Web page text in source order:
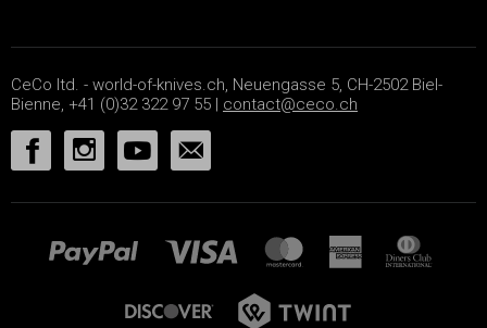
CeCo ltd. - world-of-knives.ch, Neuengasse 5, CH-2502 Biel-
Bienne, +41 (0)32 322 97 55 | contact@ceco.ch